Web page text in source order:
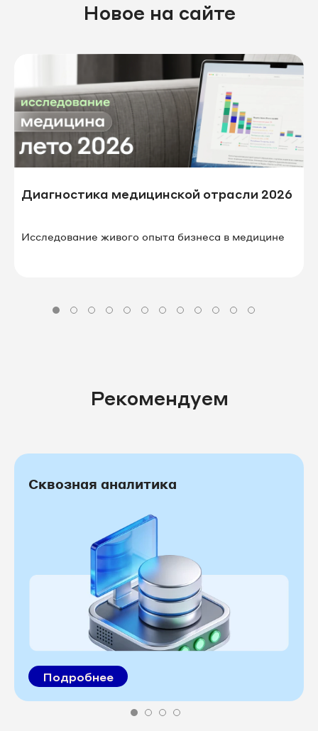
Новое на сайте
Диагностика медицинской отрасли 2026
Исследование живого опыта бизнеса в⁠ ⁠медицине
Рекомендуем
Сквозная аналитика
Подробнее